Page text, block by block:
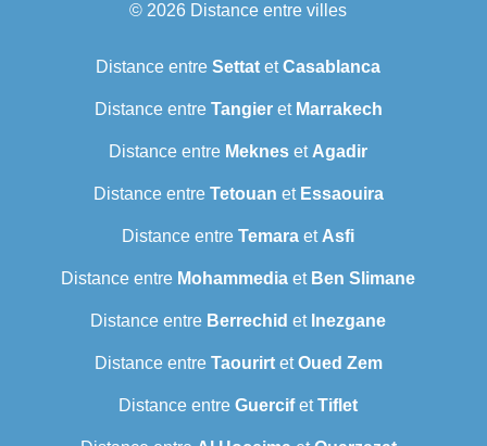
© 2026 Distance entre villes
Distance entre Settat etCasablanca
Distance entre Tangieret Marrakech
Distance entre Meknes et Agadir
Distance entre Tetouan et Essaouira
Distance entre Temara et Asfi
Distance entre Mohammedia et Ben Slimane
Distance entre Berrechid et Inezgane
Distance entre TaourirtetOued Zem
Distance entre GuercifetTiflet